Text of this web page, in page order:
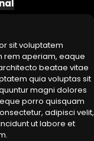
sit voluptatem
rem aperiam, eaque
beatae vitae
quia voluptas sit
magni dolores
porro quisquam
adipisci velit,
ut labore et